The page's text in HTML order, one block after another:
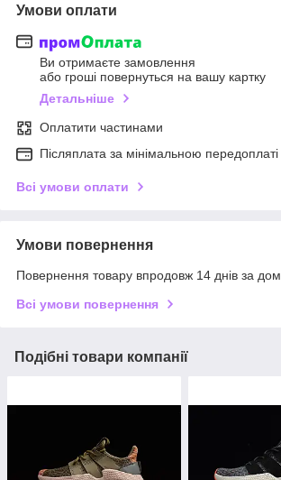
Умови оплати
Ви отримаєте замовлення
або гроші повернуться на вашу картку
Детальніше
Оплатити частинами
Післяплата за мінімальною передоплаті
Всі умови оплати
Умови повернення
Повернення товару впродовж 14 днів за
Всі умови повернення
Подібні товари компанії